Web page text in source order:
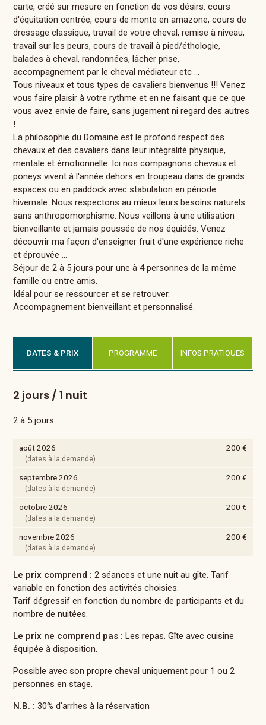
carte, créé sur mesure en fonction de vos désirs: cours
d'équitation centrée, cours de monte en amazone, cours de
dressage classique, travail de votre cheval, remise à niveau,
travail sur les peurs, cours de travail à pied/éthologie,
balades à cheval, randonnées, lâcher prise,
accompagnement par le cheval médiateur etc ...
Tous niveaux et tous types de cavaliers bienvenus !!! Venez
vous faire plaisir à votre rythme et en ne faisant que ce que
vous avez envie de faire, sans jugement ni regard des autres
!
La philosophie du Domaine est le profond respect des
chevaux et des cavaliers dans leur intégralité physique,
mentale et émotionnelle. Ici nos compagnons chevaux et
poneys vivent à l'année dehors en troupeau dans de grands
espaces ou en paddock avec stabulation en période
hivernale. Nous respectons au mieux leurs besoins naturels
sans anthropomorphisme. Nous veillons à une utilisation
bienveillante et jamais poussée de nos équidés. Venez
découvrir ma façon d'enseigner fruit d'une expérience riche
et éprouvée ...
Séjour de 2 à 5 jours pour une à 4 personnes de la même
famille ou entre amis.
Idéal pour se ressourcer et se retrouver.
Accompagnement bienveillant et personnalisé.
DATES & PRIX PROGRAMME INFOS PRATIQUES
2 jours / 1 nuit
2 à 5 jours
août 2026 200 €
(dates à la demande)
septembre 2026 200 €
(dates à la demande)
octobre 2026 200 €
(dates à la demande)
novembre 2026 200 €
(dates à la demande)
Le prix comprend : 2 séances et une nuit au gîte. Tarif
variable en fonction des activités choisies.
Tarif dégressif en fonction du nombre de participants et du
nombre de nuitées.
Le prix ne comprend pas : Les repas. Gîte avec cuisine
équipée à disposition.
Possible avec son propre cheval uniquement pour 1 ou 2
personnes en stage.
N.B. : 30% d'arrhes à la réservation